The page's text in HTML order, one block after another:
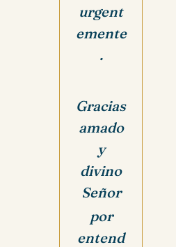
urgent
emente
.
Gracias
amado
y
divino
Señor
por
entend